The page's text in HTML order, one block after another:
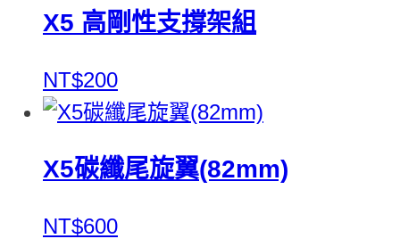
X5 高剛性支撐架組
NT$200
X5碳纖尾旋翼(82mm)
NT$600